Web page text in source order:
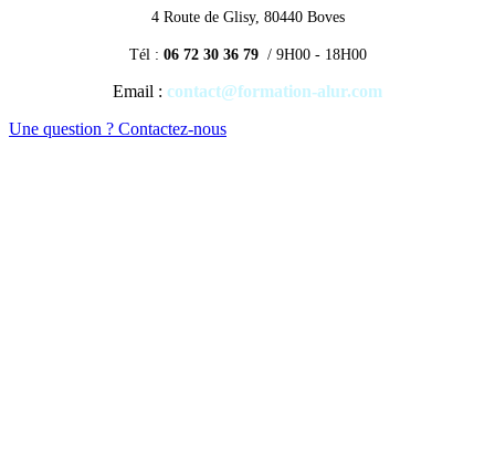
4 Route de Glisy, 80440 Boves
Tél : 06 72 30 36 79 / 9H00 - 18H00
Email : contact@formation-alur.com
Une question ? Contactez-nous